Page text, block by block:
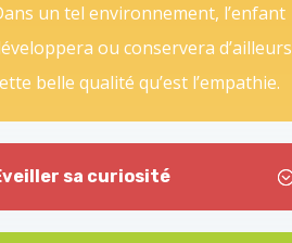
un tel environnement, l’enfant
ou conservera d’ailleurs
belle qualité qu’est l’empathie.
sa curiosité